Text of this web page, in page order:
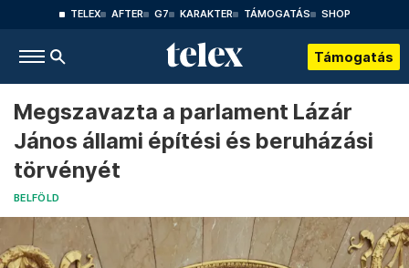
TELEX AFTER G7 KARAKTER TÁMOGATÁS SHOP
Támogatás
Megszavazta a parlament Lázár
János állami építési és beruházási
törvényét
BELFÖLD